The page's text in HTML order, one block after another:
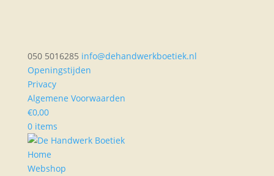
050 5016285 info@dehandwerkboetiek.nl
Openingstijden
Privacy
Algemene Voorwaarden
€0,00
0 items
Home
Webshop